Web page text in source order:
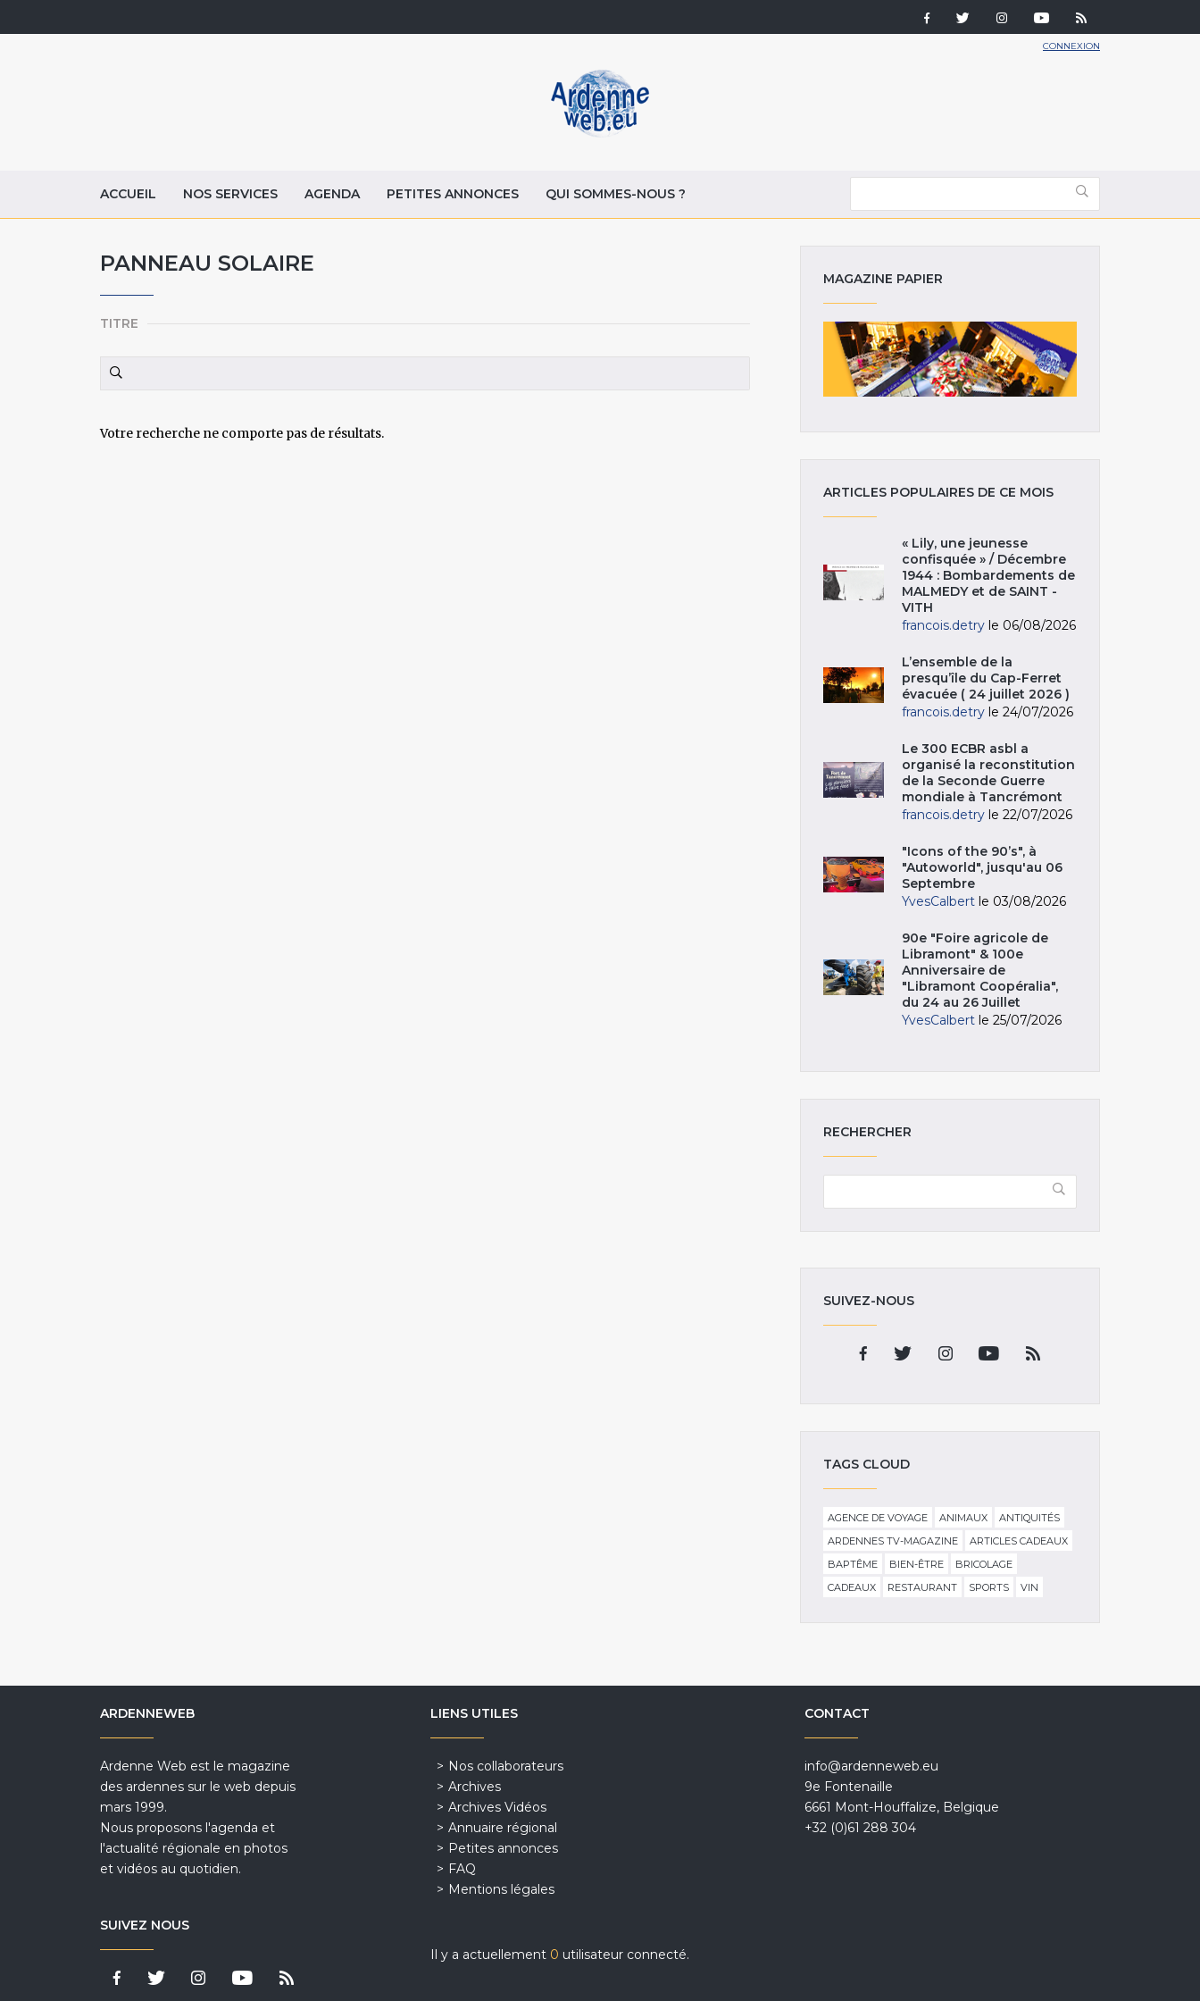
CONNEXION
ACCUEIL NOS SERVICES AGENDA PETITES ANNONCES QUI SOMMES-NOUS ?
PANNEAU SOLAIRE
TITRE
Votre recherche ne comporte pas de résultats.
MAGAZINE PAPIER
ARTICLES POPULAIRES DE CE MOIS
« Lily, une jeunesse
confisquée » / Décembre
1944 : Bombardements de
MALMEDY et de SAINT -
VITH
francois.detry le 06/08/2026
L’ensemble de la
presqu’île du Cap-Ferret
évacuée ( 24 juillet 2026 )
francois.detry le 24/07/2026
Le 300 ECBR asbl a
organisé la reconstitution
de la Seconde Guerre
mondiale à Tancrémont
francois.detry le 22/07/2026
"Icons of the 90’s", à
"Autoworld", jusqu'au 06
Septembre
YvesCalbert le 03/08/2026
90e "Foire agricole de
Libramont" & 100e
Anniversaire de
"Libramont Coopéralia",
du 24 au 26 Juillet
YvesCalbert le 25/07/2026
RECHERCHER
SUIVEZ-NOUS
TAGS CLOUD
AGENCE DE VOYAGE ANIMAUX
ANTIQUITÉS
ARDENNES TV-MAGAZINE
ARTICLES CADEAUX
BAPTÊME
BIEN-ÊTRE
BRICOLAGE
CADEAUX
RESTAURANT SPORTS VIN
ARDENNEWEB
Ardenne Web est le magazine
des ardennes sur le web depuis
mars 1999.
Nous proposons l'agenda et
l'actualité régionale en photos
et vidéos au quotidien.
SUIVEZ NOUS
LIENS UTILES
Nos collaborateurs
Archives
Archives Vidéos
Annuaire régional
Petites annonces
FAQ
Mentions légales
Il y a actuellement 0 utilisateur connecté.
CONTACT
info@ardenneweb.eu
9e Fontenaille
6661 Mont-Houffalize, Belgique
+32 (0)61 288 304